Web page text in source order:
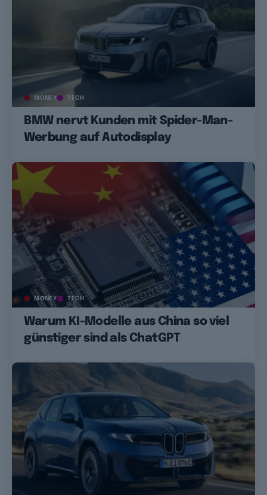
MONEY TECH
BMW nervt Kunden mit Spider-Man-
Werbung auf Autodisplay
MONEY TECH
Warum KI-Modelle aus China so viel
günstiger sind als ChatGPT